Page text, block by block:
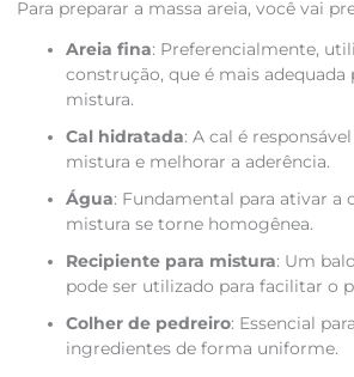
Para preparar a massa areia, você vai
Areia fina: Preferencialmente,
construção, que é mais adequada
mistura.
Cal hidratada: A cal é
mistura e melhorar a aderência.
Água: Fundamental para ativar a
mistura se torne homogênea.
Recipiente para mistura: Um
pode ser utilizado para facilitar o
Colher de pedreiro: Essencial
ingredientes de forma uniforme.